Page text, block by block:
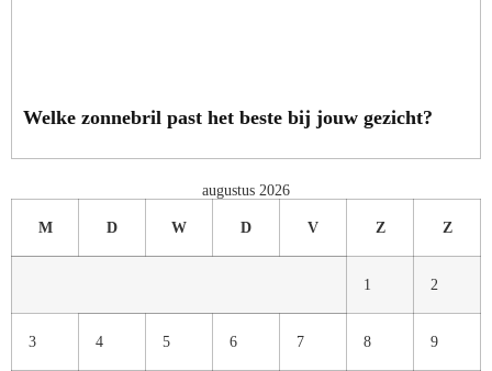
Welke zonnebril past het beste bij jouw gezicht?
augustus 2026
M D W D V Z Z
1 2
3 4 5 6 7 8 9